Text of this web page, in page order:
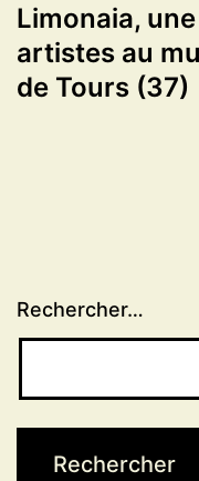
Limonaia,
artistes au
de Tours (37)
Rechercher…